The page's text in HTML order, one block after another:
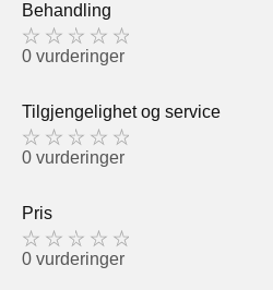
Behandling
0 vurderinger
Tilgjengelighet og service
0 vurderinger
Pris
0 vurderinger